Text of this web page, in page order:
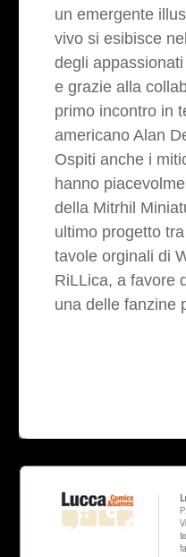
un emergente
vivo si esibisce
degli
e grazie alla
primo incontro in
americano Alan
Ospiti anche i
hanno
della Mitrhil
ultimo progetto
tavole orginali di
RiLLica, a favore
una delle fanzine